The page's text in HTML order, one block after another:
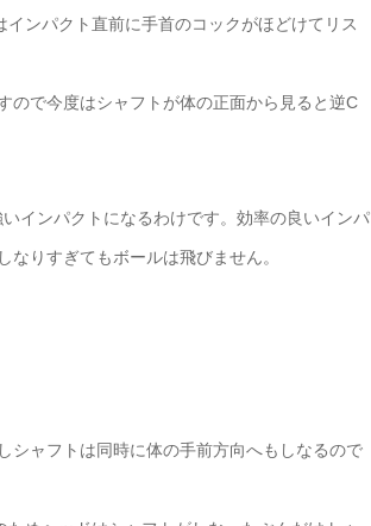
ンパクト直前に手首のコックがほどけてリス
ので今度はシャフトが体の正面から見ると逆C
インパクトになるわけです。効率の良いインパ
りすぎてもボールは飛びません。
シャフトは同時に体の手前方向へもしなるので